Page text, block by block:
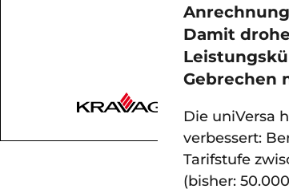
Damit
Gebrechen
Die uniVersa
verbessert:
Tarifstufe
(bisher: